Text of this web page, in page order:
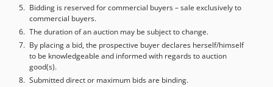
Bidding is reserved for commercial buyers – sale exclusively to
commercial buyers.
The duration of an auction may be subject to change.
By placing a bid, the prospective buyer declares herself/himself
to be knowledgeable and informed with regards to auction
good(s).
Submitted direct or maximum bids are binding.